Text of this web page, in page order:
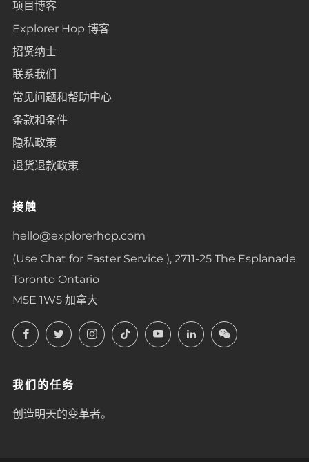
项目博客
Explorer Hop 博客
招贤纳士
联系我们
常见问题和帮助中心
条款和条件
隐私政策
退货退款政策
接触
hello@explorerhop.com
(Use Chat for Faster Service ), 2711-25 The Esplanade
Toronto Ontario
M5E 1W5 加拿大
FacebookTwitterInstagram
TikTokYouTubeLinkedInLinkedIn
我们的任务
创造明天的变革者。